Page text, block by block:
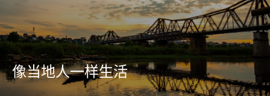
像当地人一样生活